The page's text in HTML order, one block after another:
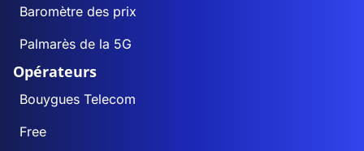
Baromètre des prix
Palmarès de la 5G
Opérateurs
Bouygues Telecom
Free